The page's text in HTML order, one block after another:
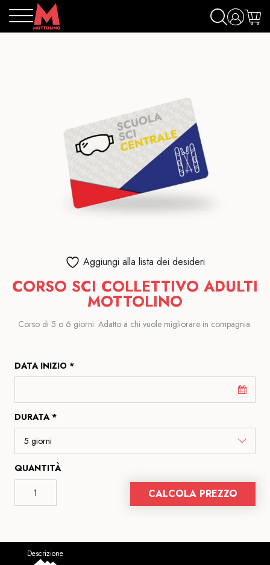
Aggiungi alla lista dei desideri
CORSO SCI COLLETTIVO ADULTI
MOTTOLINO
Corso di 5 o 6 giorni. Adatto a chi vuole migliorare in compagnia.
DATA INIZIO *
DURATA *
QUANTITÀ
CALCOLA PREZZO
Descrizione